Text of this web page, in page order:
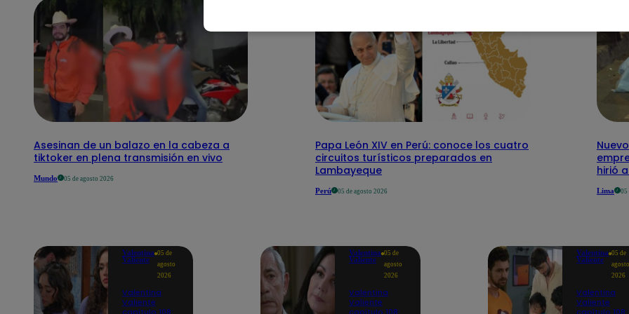
Asesinan de un balazo en la cabeza a
tiktoker en plena transmisión en vivo
Mundo 05 de agosto 2026
Papa León XIV en Perú: conoce los cuatro
circuitos turísticos preparados en
Lambayeque
Perú 05 de agosto 2026
hirió
Lima 05
Valentina
Valiente
05 de
agosto
2026
Valentina
Valiente
Valentina
Valiente
05 de
agosto
2026
Valentina
Valiente
Valentina
Valiente
05 de
agosto
2026
Valentina
Valiente